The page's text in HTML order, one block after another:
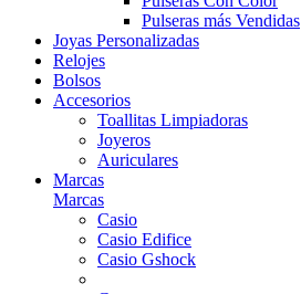
Pulseras más Vendidas
Joyas Personalizadas
Relojes
Bolsos
Accesorios
Toallitas Limpiadoras
Joyeros
Auriculares
Marcas
Marcas
Casio
Casio Edifice
Casio Gshock